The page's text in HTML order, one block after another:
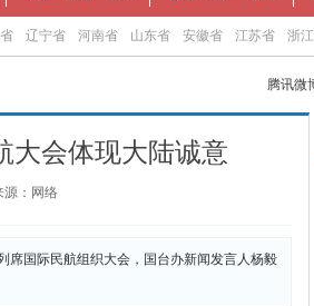
辽宁省 河南省 山东省 安徽省 江苏省 浙
腾讯微
大会体现大陆诚意
源：网络
席国际民航组织大会，国台办新闻发言人杨毅